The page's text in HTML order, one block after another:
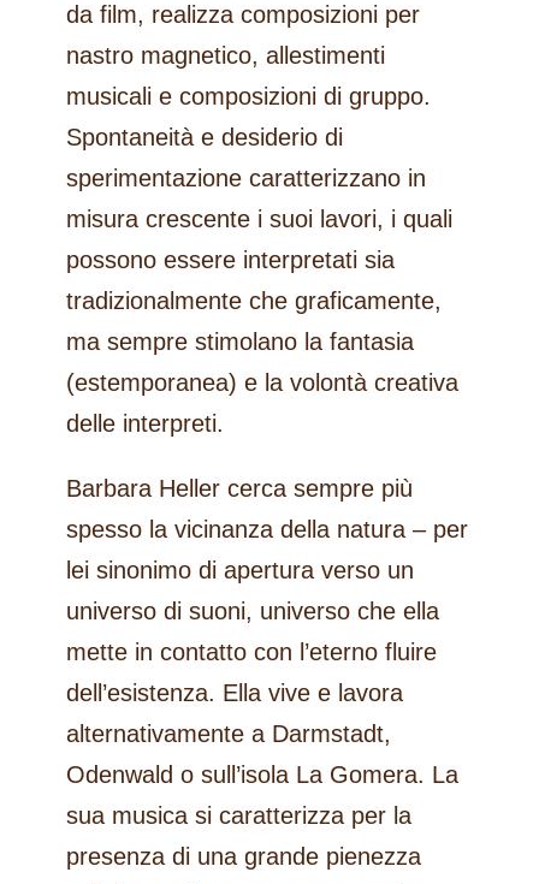
da film, realizza composizioni per
nastro magnetico, allestimenti
musicali e composizioni di gruppo.
Spontaneità e desiderio di
sperimentazione caratterizzano in
misura crescente i suoi lavori, i quali
possono essere interpretati sia
tradizionalmente che graficamente,
ma sempre stimolano la fantasia
(estemporanea) e la volontà creativa
delle interpreti.
Barbara Heller cerca sempre più
spesso la vicinanza della natura – per
lei sinonimo di apertura verso un
universo di suoni, universo che ella
mette in contatto con l’eterno fluire
dell’esistenza. Ella vive e lavora
alternativamente a Darmstadt,
Odenwald o sull’isola La Gomera. La
sua musica si caratterizza per la
presenza di una grande pienezza